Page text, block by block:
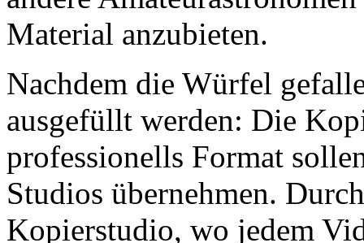
Material anzubieten.
Nachdem die Würfel
ausgefüllt werden: Die
professionells Format
Studios übernehmen.
Kopierstudio, wo jedem